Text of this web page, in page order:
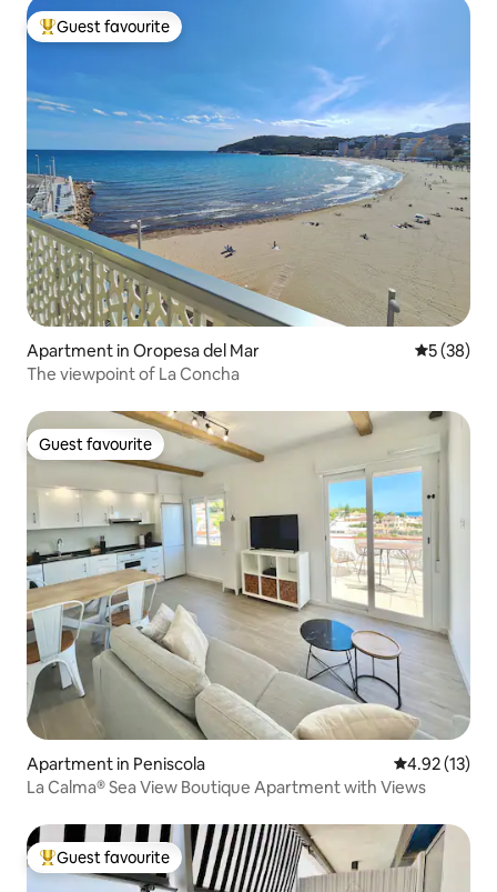
Top guest favourite
Guest favourite
Apartment in Oropesa del Mar 5 out of 5
5 (38)
The viewpoint of La Concha
Guest favourite
Guest favourite
Apartment in Peniscola 4.92 out of 5
4.92 (13)
La Calma® Sea View Boutique Apartment with Views
Top guest favourite
Guest favourite